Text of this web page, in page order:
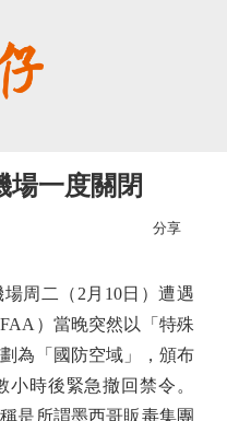
場一度關閉
分享
周二（2月10日）遭遇
）當晚突然以「特殊
為「國防空域」，頒布
時後緊急撤回禁令。
是所謂墨西哥販毒集團